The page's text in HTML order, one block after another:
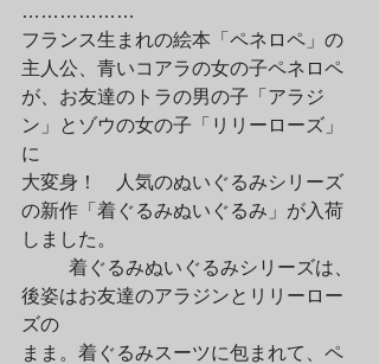
………………
フランス生まれの絵本「ペネロペ」の
主人公、青いコアラの女の子ペネロペ
が、お友達のトラの男の子「アラジ
ン」とゾウの女の子「リリーローズ」
に
大変身！　人気のぬいぐるみシリーズ
の新作「着ぐるみぬいぐるみ」が入荷
しました。
後姿はお友達のアラジンとリリーロー
ズの
まま。着ぐるみスーツに包まれて、ペ